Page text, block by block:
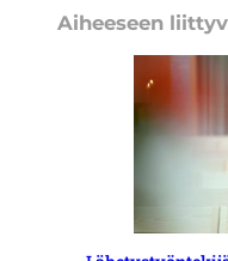
Aiheeseen